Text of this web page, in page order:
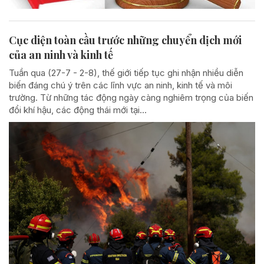
Cục diện toàn cầu trước những chuyển dịch mới
của an ninh và kinh tế
Tuần qua (27-7 - 2-8), thế giới tiếp tục ghi nhận nhiều diễn
biến đáng chú ý trên các lĩnh vực an ninh, kinh tế và môi
trường. Từ những tác động ngày càng nghiêm trọng của biến
đổi khí hậu, các động thái mới tại...